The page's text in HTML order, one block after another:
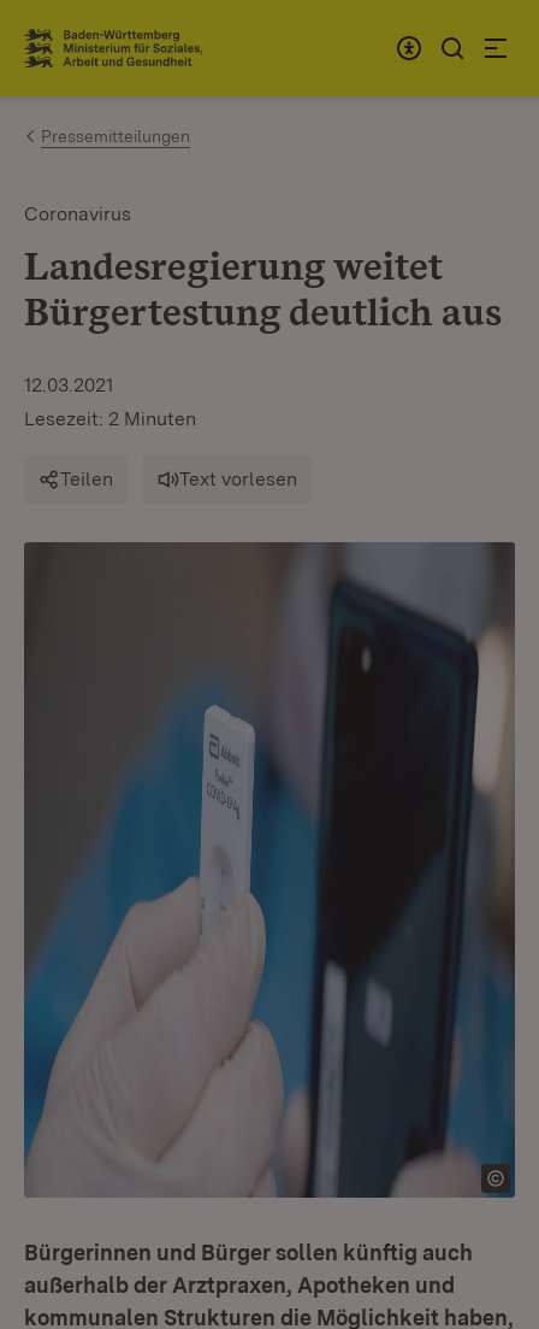
Zum Inhalt springen
Link zur Startseite
Pressemitteilungen
Coronavirus
Landesregierung weitet
Bürgertestung deutlich aus
12.03.2021
Lesezeit: 2 Minuten
Teilen Text vorlesen
Bürgerinnen und Bürger sollen künftig auch
außerhalb der Arztpraxen, Apotheken und
kommunalen Strukturen die Möglichkeit haben,